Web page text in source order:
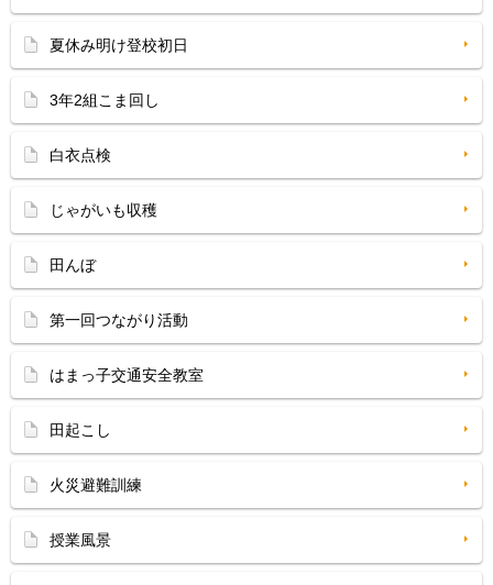
夏休み明け登校初日
3年2組こま回し
白衣点検
じゃがいも収穫
田んぼ
第一回つながり活動
はまっ子交通安全教室
田起こし
火災避難訓練
授業風景